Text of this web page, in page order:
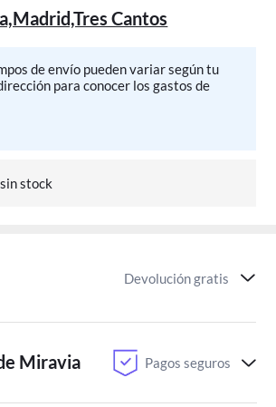
Cantos
de envío pueden variar según tu
para conocer los gastos de
stock
Devolución gratis
Miravia Pagos seguros